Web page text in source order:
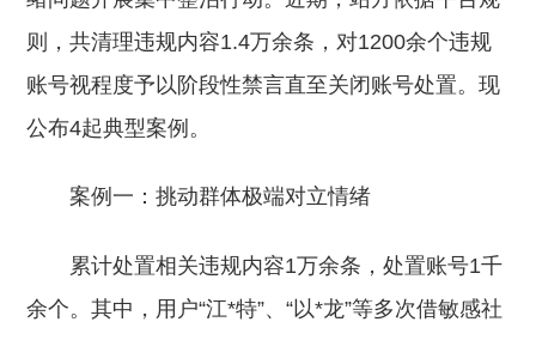
则，共清理违规内容1.4万余条，对1200余个违规
账号视程度予以阶段性禁言直至关闭账号处置。现
公布4起典型案例。
案例一：挑动群体极端对立情绪
累计处置相关违规内容1万余条，处置账号1千
余个。其中，用户“江*特”、“以*龙”等多次借敏感社